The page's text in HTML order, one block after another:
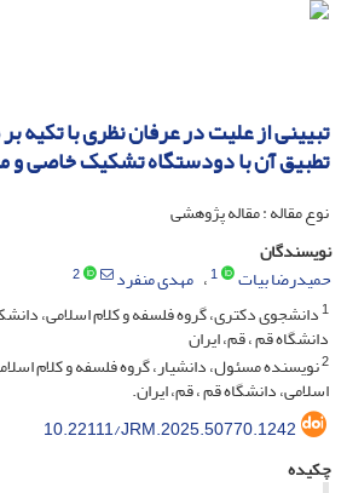
تبیینی از علیت در عرفان نظری با تکیه
تطبیق آن با دودستگاه تشکیک خاصی و
نوع مقاله : مقاله پژوهشی
نویسندگان
حمیدرضا بیات
1 مهدی منفرد
2
1دانشجوی دکتری، گروه فلسفه و کلام اسلامی،
دانشگاه قم ، قم، ایران
2نویسنده مسئول، دانشیار، گروه فلسفه و کلام
اسلامی، دانشگاه قم ، قم، ایران.
10.22111/JRM.2025.50770.1242
چکیده